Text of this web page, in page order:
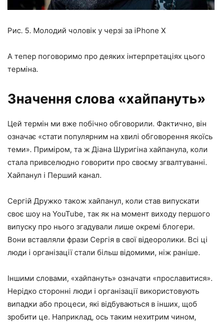
Рис. 5. Молодий чоловік у черзі за iPhone X
А тепер поговоримо про деяких інтерпретаціях цього
терміна.
Значення слова «хайпануть»
Цей термін ми вже побічно обговорили. Фактично, він
означає «стати популярним на хвилі обговорення якоїсь
теми». Приміром, та ж Діана Шуригіна хайпанула, коли
стала привселюдно говорити про своєму згвалтуванні.
Хайпанул і Перший канал.
Сергій Дружко також хайпанул, коли став випускати
своє шоу на YouTube, так як на момент виходу першого
випуску про нього згадували лише окремі блогери.
Вони вставляли фрази Сергія в свої відеоролики. Всі ці
люди і організації стали більш відомими, ніж раніше.
Іншими словами, «хайпануть» означати «прославитися».
Нерідко сторонні люди і організації використовують
випадки або процеси, які відбуваються в інших, щоб
зробити це. Наприклад, ось таким нехитрим чином,